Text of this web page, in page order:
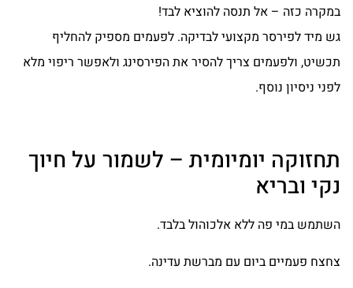
במקרה כזה – אל תנסה להוציא לבד!
גש מיד לפירסר מקצועי לבדיקה. לפעמים מספיק להחליף
תכשיט, ולפעמים צריך להסיר את הפירסינג ולאפשר ריפוי מלא
לפני ניסיון נוסף.
תחזוקה יומיומית – לשמור על חיוך
נקי ובריא
השתמש במי פה ללא אלכוהול בלבד.
צחצח פעמיים ביום עם מברשת עדינה.